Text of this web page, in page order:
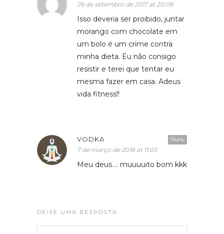
26 de setembro de 2017 at 20:08
Isso deveria ser proibido, juntar
morango com chocolate em
um bolo é um crime contra
minha dieta. Eu não consigo
resistir e terei que tentar eu
mesma fazer em casa. Adeus
vida fitness!!
Reply
VODKA
7 de março de 2018 at 11:03
Meu deus…. muuuuito bom kkk
DEIXE UMA RESPOSTA